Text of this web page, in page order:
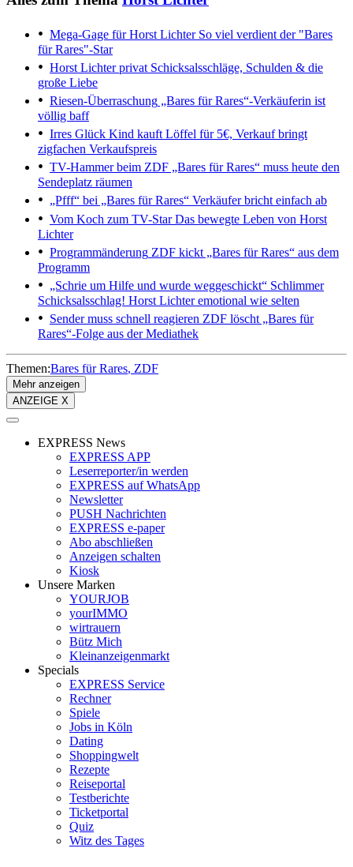
Mega-Gage für Horst LichterSo viel verdient der "Bares
für Rares"-Star
Horst Lichter privat Schicksalsschläge, Schulden & die
große Liebe
Riesen-Überraschung „Bares für Rares“-Verkäuferin ist
völlig baff
Irres Glück Kind kauft Löffel für 5€, Verkauf bringt
zigfachen Verkaufspreis
TV-Hammer beim ZDF „Bares für Rares“ muss heute den
Sendeplatz räumen
„Pfff“ bei „Bares für Rares“ Verkäufer bricht einfach ab
Vom Koch zum TV-StarDas bewegte Leben von Horst
Lichter
Programmänderung ZDF kickt „Bares für Rares“ aus dem
Programm
„Schrie um Hilfe und wurde weggeschickt“ Schlimmer
Schicksalsschlag! Horst Lichter emotional wie selten
Sender muss schnell reagieren ZDF löscht „Bares für
Rares“-Folge aus der Mediathek
Themen:Bares für Rares ZDF
Mehr anzeigen
ANZEIGE X
EXPRESS News
EXPRESS APP
Leserreporter/in werden
EXPRESS auf WhatsApp
Newsletter
PUSH Nachrichten
EXPRESS e-paper
Abo abschließen
Anzeigen schalten
Kiosk
Unsere Marken
YOURJOB
yourIMMO
wirtrauern
Bütz Mich
Kleinanzeigenmarkt
Specials
EXPRESS Service
Rechner
Spiele
Jobs in Köln
Dating
Shoppingwelt
Rezepte
Reiseportal
Testberichte
Ticketportal
Quiz
Witz des Tages